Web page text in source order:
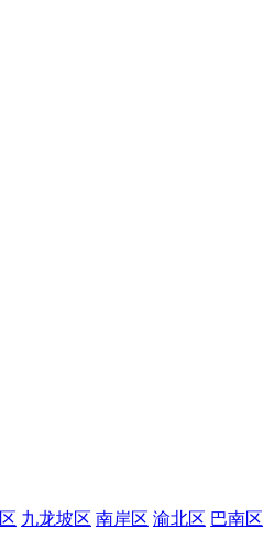
九龙坡区 南岸区 渝北区 巴南区